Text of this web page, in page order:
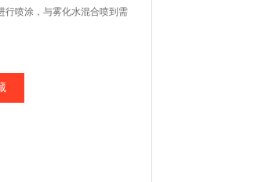
行喷涂，与雾化水混合喷到需